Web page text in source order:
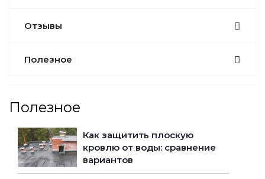
Отзывы
Полезное
Полезное
Как защитить плоскую
кровлю от воды: сравнение
вариантов